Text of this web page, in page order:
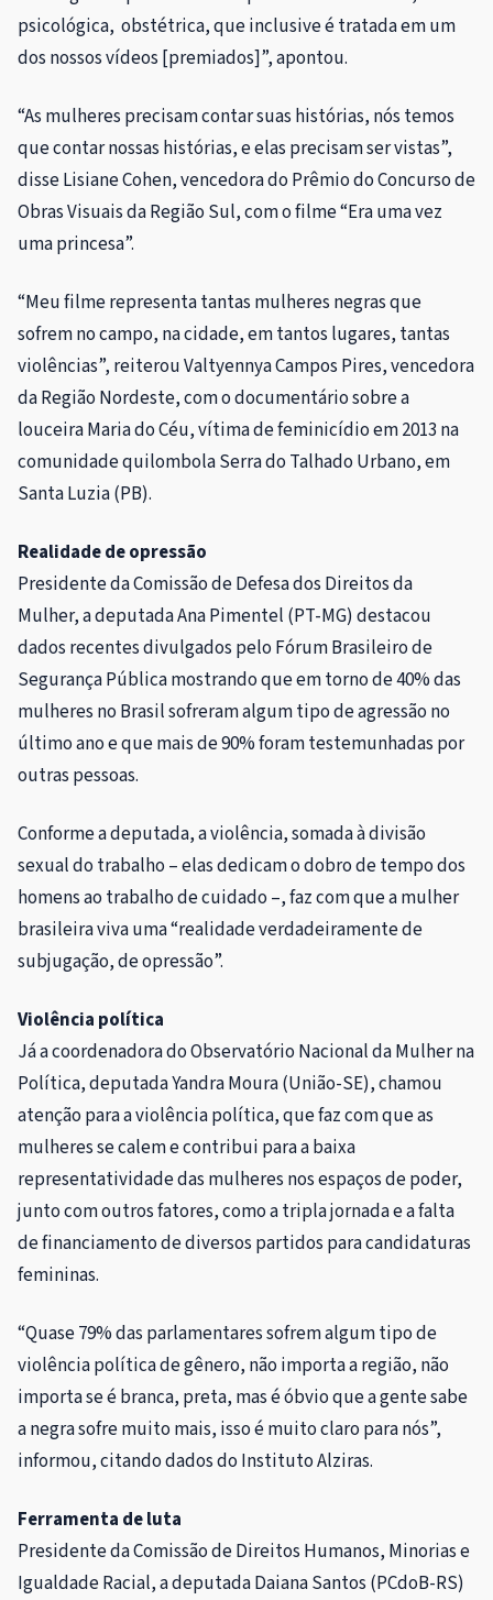
psicológica, obstétrica, que inclusive é tratada em um
dos nossos vídeos [premiados]”, apontou.
“As mulheres precisam contar suas histórias, nós temos
que contar nossas histórias, e elas precisam ser vistas”,
disse Lisiane Cohen, vencedora do Prêmio do Concurso de
Obras Visuais da Região Sul, com o filme “Era uma vez
uma princesa”.
“Meu filme representa tantas mulheres negras que
sofrem no campo, na cidade, em tantos lugares, tantas
violências”, reiterouValtyennya Campos Pires, vencedora
da Região Nordeste, com odocumentário sobre a
louceira Maria do Céu, vítima de feminicídio em 2013 na
comunidade quilombola Serra do Talhado Urbano, em
Santa Luzia (PB).
Realidade de opressão
Presidente da Comissão de Defesa dos Direitos da
Mulher, a deputada Ana Pimentel (PT-MG) destacou
dados recentes divulgados pelo Fórum Brasileiro de
Segurança Pública mostrando que em torno de 40% das
mulheres no Brasil sofreram algum tipo de agressão no
último ano e que mais de 90% foram testemunhadas por
outras pessoas.
Conforme a deputada, a violência, somada à divisão
sexual do trabalho – elas dedicam o dobro de tempo dos
homens ao trabalho de cuidado –, faz com que a mulher
brasileira viva uma “realidade verdadeiramente de
subjugação, de opressão”.
Violência política
Já a coordenadora do Observatório Nacional da Mulher na
Política, deputada Yandra Moura (União-SE), chamou
atenção para a violência política, que faz com que as
mulheres se calem e contribui para a baixa
representatividade das mulheres nos espaços de poder,
junto com outros fatores, como a tripla jornada e a falta
de financiamento de diversos partidos para candidaturas
femininas.
“Quase 79% das parlamentares sofrem algum tipo de
violência política de gênero, não importa a região, não
importa se é branca, preta, mas é óbvio que a gente sabe
a negra sofre muito mais, isso é muito claro para nós”,
informou, citando dados do Instituto Alziras.
Ferramenta de luta
Presidente da Comissão de Direitos Humanos, Minorias e
Igualdade Racial, a deputada Daiana Santos (PCdoB-RS)